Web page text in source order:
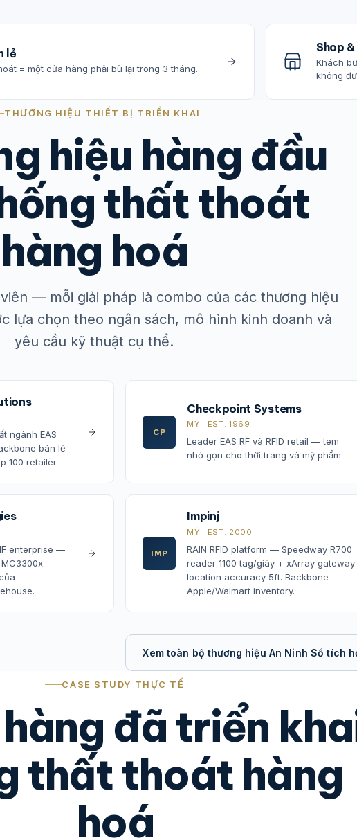
lẻ
= một cửa hàng phải bù lại trong 3 tháng.
Shop
Khách
không
THƯƠNG HIỆU THIẾT BỊ TRIỂN KHAI
hiệu hàng đầu
thất thoát
hàng hoá
— mỗi giải pháp là combo của các thương hiệu
lựa chọn theo ngân sách, mô hình kinh doanh và
yêu cầu kỹ thuật cụ thể.
ngành EAS
bán lẻ
100 retailer
CP
Checkpoint Systems
MỸ · EST. 1969
Leader EAS RF và RFID retail — tem
nhỏ gọn cho thời trang và mỹ phẩm
enterprise —
IMP
Impinj
MỸ · EST. 2000
RAIN RFID platform — Speedway R700
reader 1100 tag/giây + xArray gateway
location accuracy 5ft. Backbone
Apple/Walmart inventory.
Xem toàn bộ thương hiệu An Ninh Số tích
CASE STUDY THỰC TẾ
đã triển
thất thoát hàng
hoá